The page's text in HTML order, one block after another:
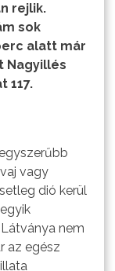
rejlik.
sok
alatt már
Nagyillés
117.
vagy
dió kerül
nem
az egész